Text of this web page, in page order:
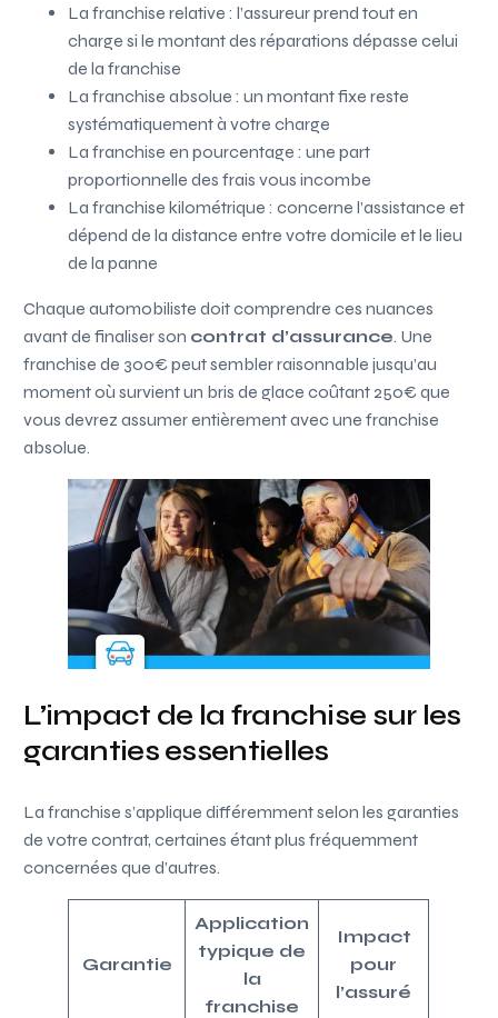
La franchise relative : l’assureur prend tout en
charge si le montant des réparations dépasse celui
de la franchise
La franchise absolue : un montant fixe reste
systématiquement à votre charge
La franchise en pourcentage : une part
proportionnelle des frais vous incombe
La franchise kilométrique : concerne l’assistance et
dépend de la distance entre votre domicile et le lieu
de la panne
Chaque automobiliste doit comprendre ces nuances
avant de finaliser son contrat d’assurance. Une
franchise de 300€ peut sembler raisonnable jusqu’au
moment où survient un bris de glace coûtant 250€ que
vous devrez assumer entièrement avec une franchise
absolue.
L’impact de la franchise sur les
garanties essentielles
La franchise s’applique différemment selon les garanties
de votre contrat, certaines étant plus fréquemment
concernées que d’autres.
Garantie
Application
typique de
la
franchise
Impact
pour
l’assuré